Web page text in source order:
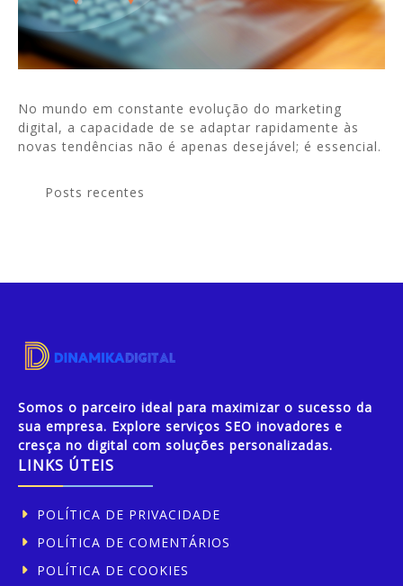
No mundo em constante evolução do marketing
digital, a capacidade de se adaptar rapidamente às
novas tendências não é apenas desejável; é essencial.
Posts recentes
Somos o parceiro ideal para maximizar o sucesso da
sua empresa. Explore serviços SEO inovadores e
cresça no digital com soluções personalizadas.
LINKS ÚTEIS
POLÍTICA DE PRIVACIDADE
POLÍTICA DE COMENTÁRIOS
POLÍTICA DE COOKIES